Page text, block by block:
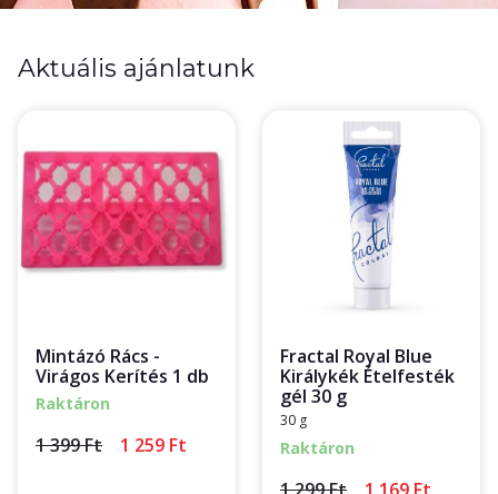
Aktuális ajánlatunk
Mintázó Rács -
Virágos Kerítés 1 db
Raktáron
1 399 Ft 1 259 Ft
Fractal Royal Blue
Királykék Ételfesték
gél 30 g
30 g
Raktáron